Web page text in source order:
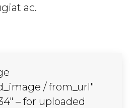
ac.
/ from_url"
– for uploaded